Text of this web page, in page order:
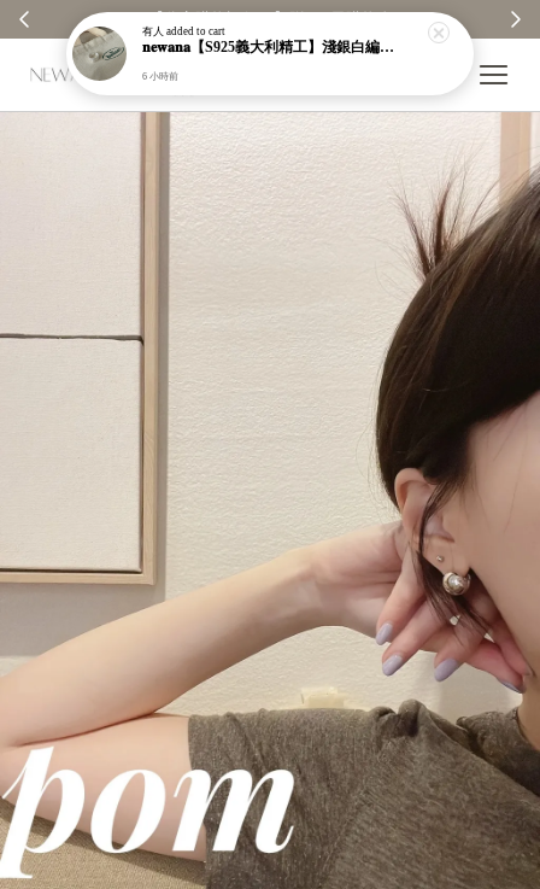
有人 added to cart
𝐧𝐞𝐰𝐚𝐧𝐚【S925義大利精工】淺銀白編織紋寬版戒指｜粗戒指｜顯白｜開口戒｜現貨＋預購【n919】
6 小時前